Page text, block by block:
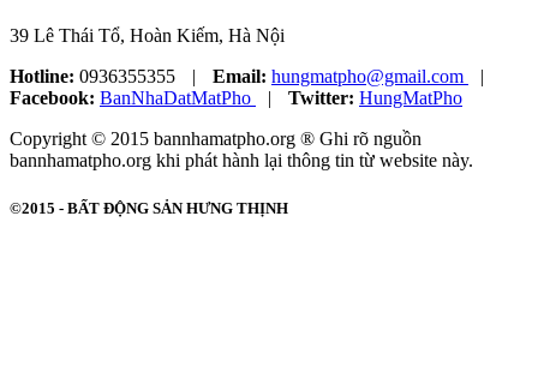
39 Lê Thái Tổ, Hoàn Kiếm, Hà Nội
Hotline: 0936355355 | Email: hungmatpho@gmail.com
|
Facebook: BanNhaDatMatPho | Twitter: HungMatPho
Copyright © 2015 bannhamatpho.org ® Ghi rõ nguồn
bannhamatpho.org khi phát hành lại thông tin từ website này.
©2015 - BẤT ĐỘNG SẢN HƯNG THỊNH